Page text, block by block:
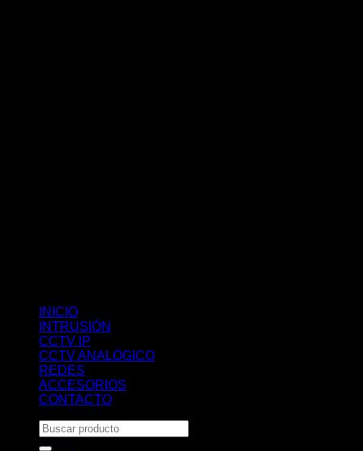
INICIO
INTRUSIÓN
CCTV IP
CCTV ANALÓGICO
REDES
ACCESORIOS
CONTACTO
Buscar
por: